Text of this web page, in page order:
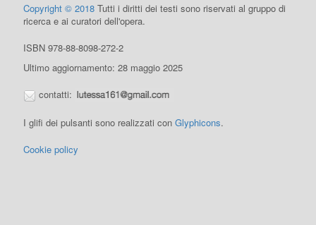
Copyright © 2018 Tutti i diritti dei testi sono riservati al gruppo di
ricerca e ai curatori dell'opera.
ISBN 978-88-8098-272-2
Ultimo aggiornamento: 28 maggio 2025
contatti:
I glifi dei pulsanti sono realizzati conGlyphicons.
Cookie policy